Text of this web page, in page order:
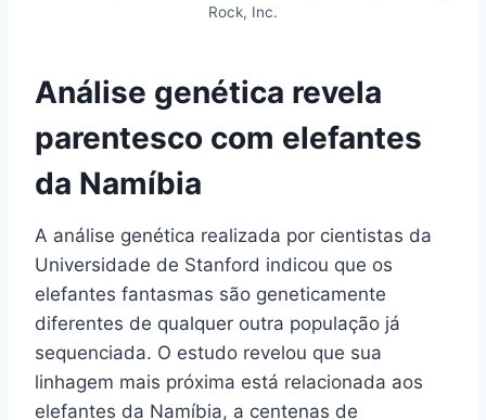
Rock, Inc.
Análise genética revela
parentesco com elefantes
da Namíbia
A análise genética realizada por cientistas da
Universidade de Stanford indicou que os
elefantes fantasmas são geneticamente
diferentes de qualquer outra população já
sequenciada. O estudo revelou que sua
linhagem mais próxima está relacionada aos
elefantes da Namíbia, a centenas de